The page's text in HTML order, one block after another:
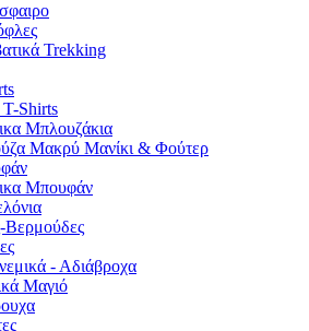
Trekking
Shirts
Μπλουζάκια
Μακρύ Μανίκι & Φούτερ
Μπουφάν
Βερμούδες
- Αδιάβροχα
Μαγιό